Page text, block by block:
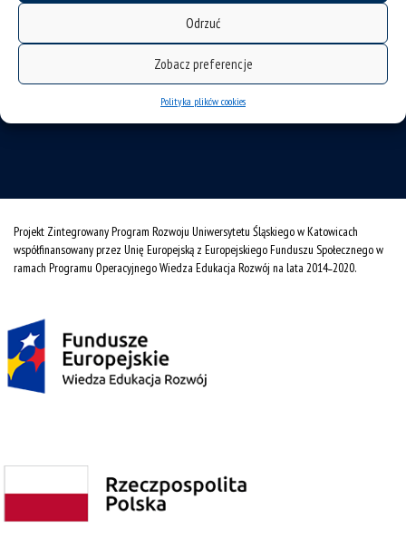
Odrzuć
Zobacz preferencje
Polityka plików cookies
Projekt Zintegrowany Program Rozwoju Uniwersytetu Śląskiego w Katowicach
współfinansowany przez Unię Europejską z Europejskiego Funduszu Społecznego w
ramach Programu Operacyjnego Wiedza Edukacja Rozwój na lata 2014˗2020.